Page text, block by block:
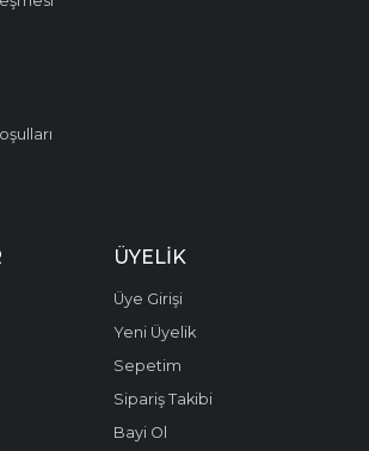
ÜYELIK
Üye Girişi
Yeni Üyelik
Sepetim
Sipariş Takibi
Bayi Ol